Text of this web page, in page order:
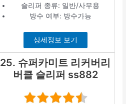
슬리퍼 종류: 일반/사무용
방수 여부: 방수가능
상세정보 보기
25. 슈퍼카미트 리커버리
버클 슬리퍼 ss882